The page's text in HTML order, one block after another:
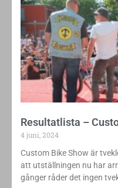
Resultatlista –
4 juni, 2024
Custom Bike Show är
att utställningen nu har
gånger råder det ingen